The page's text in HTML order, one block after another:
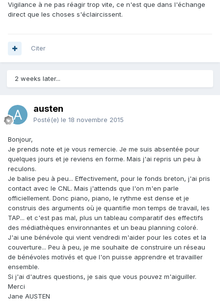
Vigilance à ne pas réagir trop vite, ce n'est que dans l'échange
direct que les choses s'éclaircissent.
Citer
2 weeks later...
austen
Posté(e) le 18 novembre 2015
Bonjour,
Je prends note et je vous remercie. Je me suis absentée pour
quelques jours et je reviens en forme. Mais j'ai repris un peu à
reculons.
Je balise peu à peu... Effectivement, pour le fonds breton, j'ai pris
contact avec le CNL. Mais j'attends que l'on m'en parle
officiellement. Donc piano, piano, le rythme est dense et je
construis des arguments où je quantifie mon temps de travail, les
TAP... et c'est pas mal, plus un tableau comparatif des effectifs
des médiathèques environnantes et un beau planning coloré.
J'ai une bénévole qui vient vendredi m'aider pour les cotes et la
couverture... Peu à peu, je me souhaite de construire un réseau
de bénévoles motivés et que l'on puisse apprendre et travailler
ensemble.
Si j'ai d'autres questions, je sais que vous pouvez m'aiguiller.
Merci
Jane AUSTEN